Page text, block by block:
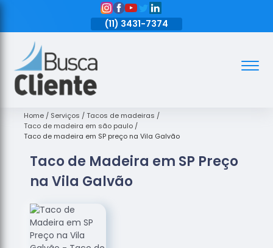
(11) 3431-7374
Assoalhos
de Madeira
Decks de
Empresas
de
de Madeira
Loja de
Assoalhos
Home Serviços
Tacos de madeiras
Taco de madeira em são paulo
Taco de madeira em SP preço na Vila Galvão
Taco de Madeira em SP Preço
na Vila Galvão